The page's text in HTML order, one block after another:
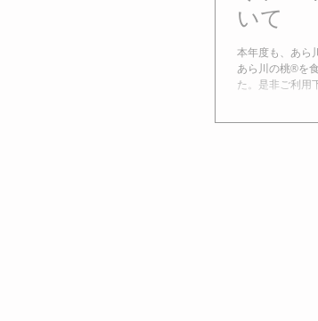
いて
本年度も、あら
あら川の桃®を
た。是非ご利用